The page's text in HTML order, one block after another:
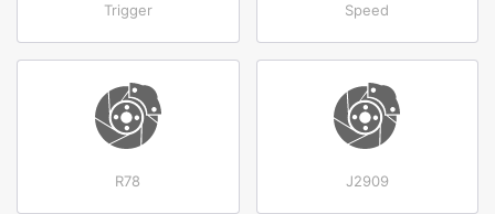
Trigger Speed
R78 J2909